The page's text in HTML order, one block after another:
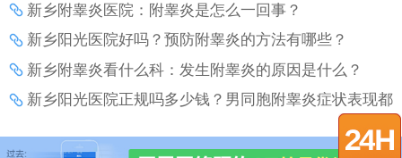
有哪些？
新乡附睾炎医院：附睾炎是怎么一回事？
新乡阳光医院好吗？预防附睾炎的方法有哪些？
新乡附睾炎看什么科：发生附睾炎的原因是什么？
新乡阳光医院正规吗多少钱？男同胞附睾炎症状表现都